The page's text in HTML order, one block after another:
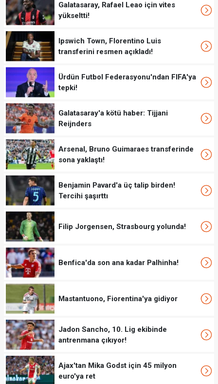
Galatasaray, Rafael Leao için vites
yükseltti!
Ipswich Town, Florentino Luis
transferini resmen açıkladı!
Ürdün Futbol Federasyonu'ndan FIFA'ya
tepki!
Galatasaray'a kötü haber: Tijjani
Reijnders
Arsenal, Bruno Guimaraes transferinde
sona yaklaştı!
Benjamin Pavard'a üç talip birden!
Tercihi şaşırttı
Filip Jorgensen, Strasbourg yolunda!
Benfica'da son ana kadar Palhinha!
Mastantuono, Fiorentina'ya gidiyor
Jadon Sancho, 10. Lig ekibinde
antrenmana çıkıyor!
Ajax'tan Mika Godst için 45 milyon
euro'ya ret